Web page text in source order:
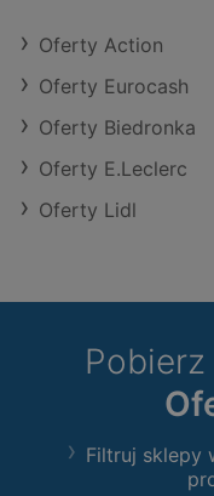
Oferty Action
Oferty Eurocash
Oferty Biedronka
Oferty E.Leclerc
Oferty Lidl
Filtruj sklepy